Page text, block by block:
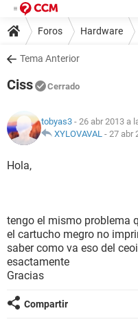
Foros Hardware
Tema Anterior
Ciss Cerrado
tobyas3 - 26 abr 2013 a
XYLOVAVAL - 27 abr
Hola,
tengo el mismo problema
el cartucho megro no
saber como va eso del
esactamente
Gracias
Compartir